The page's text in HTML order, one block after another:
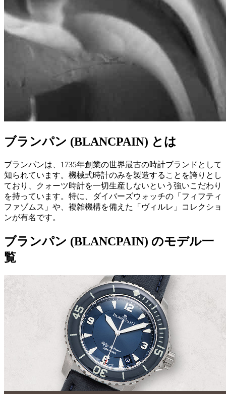
ブランパン (BLANCPAIN) とは
ブランパンは、1735年創業の世界最古の時計ブランドとして
知られています。機械式時計のみを製造することを誇りとし
ており、クォーツ時計を一切生産しないという強いこだわり
を持っています。特に、ダイバーズウォッチの「フィフティ
ファゾムス」や、複雑機構を備えた「ヴィルレ」コレクショ
ンが有名です。
ブランパン (BLANCPAIN) のモデル一
覧